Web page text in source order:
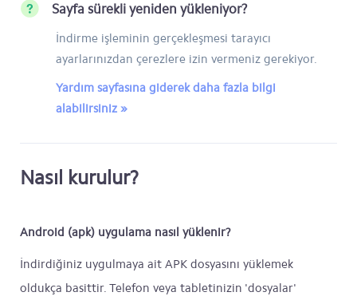
Sayfa sürekli yeniden yükleniyor?
İndirme işleminin gerçekleşmesi tarayıcı
ayarlarınızdan çerezlere izin vermeniz gerekiyor.
Yardım sayfasına giderek daha fazla bilgi
alabilirsiniz »
Nasıl kurulur?
Android (apk) uygulama nasıl yüklenir?
İndirdiğiniz uygulmaya ait APK dosyasını yüklemek
oldukça basittir. Telefon veya tabletinizin 'dosyalar'